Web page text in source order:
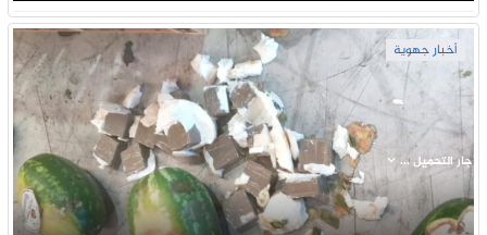
أخبار جهوية
جار التحميل ...